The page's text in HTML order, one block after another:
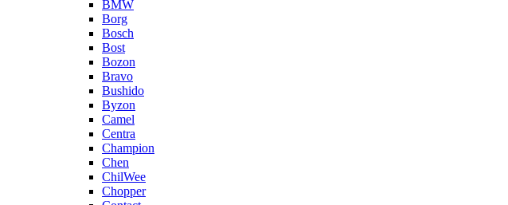
BMW
Borg
Bosch
Bost
Bozon
Bravo
Bushido
Byzon
Camel
Centra
Champion
Chen
ChilWee
Chopper